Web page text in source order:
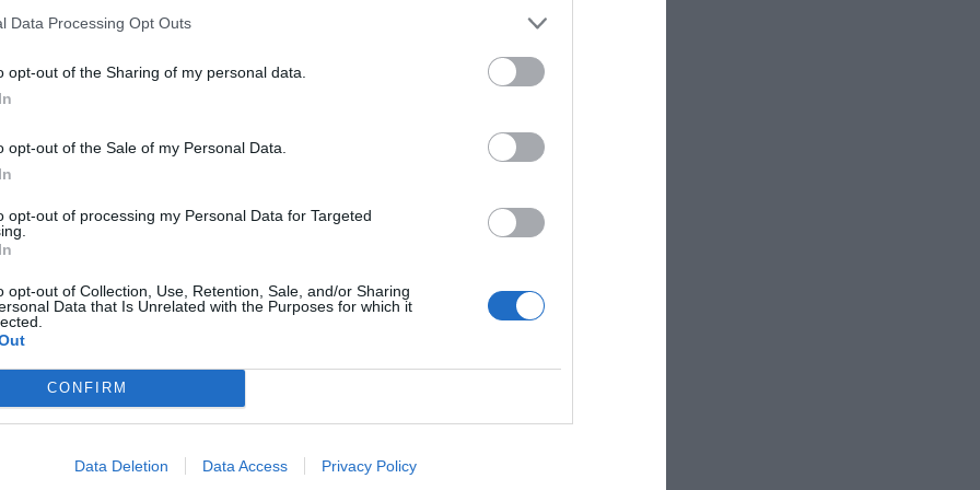
Data Processing Opt Outs
opt-out of the Sharing of my personal data.
opt-out of the Sale of my Personal Data.
opt-out of processing my Personal Data for Targeted
opt-out of Collection, Use, Retention, Sale, and/or Sharing
Data that Is Unrelated with the Purposes for which it
CONFIRM
Data Deletion Data Access Privacy Policy
carreras con más ofertas laborales
presenta un ranking con las carreras
de ADE.